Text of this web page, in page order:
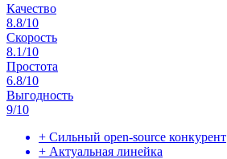
Качество
8.8/10
Скорость
8.1/10
Простота
6.8/10
Выгодность
9/10
+ Сильный open-source конкурент
+ Актуальная линейка